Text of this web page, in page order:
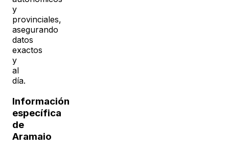
y
provinciales,
asegurando
datos
exactos
y
al
día.
Información
específica
de
Aramaio